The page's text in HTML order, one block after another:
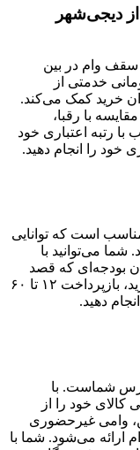
دیجی‌شهر
سقف وام در بین
۳۰۰ میلیون تومانی خدمتی از
خرید کمک می‌کند.
با رقبا،
با رتبه اعتباری خود
برای کسانی مناسب است که توانایی
می‌توانید با
بودجه‌ای که قصد
دارید هر ماه برای پرداخت اقساط کنار بگذارید، بازپرداخت ۱۲ تا ۶۰
دهید.
شماست. با
کالای خود را از
وامی غیرحضوری
ارائه می‌شود. شما با